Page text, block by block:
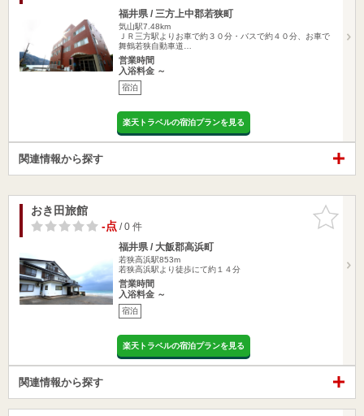
福井県 / 三方上中郡若狭町
気山駅7.48km
ＪＲ三方駅よりお車で約３０分・バスで約４０分、お車で
舞鶴若狭自動車道…
営業時間
入浴料金 ～
宿泊
楽天トラベルの宿泊プランを見る
関連情報から探す
お気に入
りに追加
おき田旅館
-点/ 0 件
福井県 / 大飯郡高浜町
若狭高浜駅853m
若狭高浜駅より徒歩にて約１４分
営業時間
入浴料金 ～
宿泊
楽天トラベルの宿泊プランを見る
関連情報から探す